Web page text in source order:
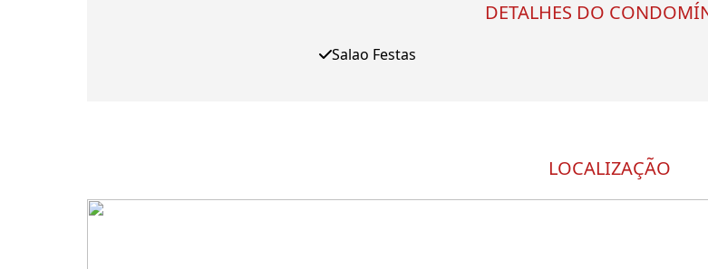
DETALHES DO
Salao Festas
LOCALIZAÇÃO